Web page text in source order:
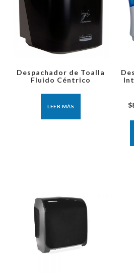
Despachador de Toalla
Fluido Céntrico
LEER MÁS $